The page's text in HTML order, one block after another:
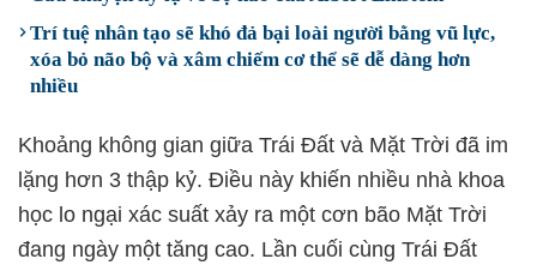
Trí tuệ nhân tạo sẽ khó đả bại loài người bằng vũ lực,
xóa bỏ não bộ và xâm chiếm cơ thể sẽ dễ dàng hơn
nhiều
Khoảng không gian giữa Trái Đất và Mặt Trời đã im
lặng hơn 3 thập kỷ. Điều này khiến nhiều nhà khoa
học lo ngại xác suất xảy ra một cơn bão Mặt Trời
đang ngày một tăng cao. Lần cuối cùng Trái Đất